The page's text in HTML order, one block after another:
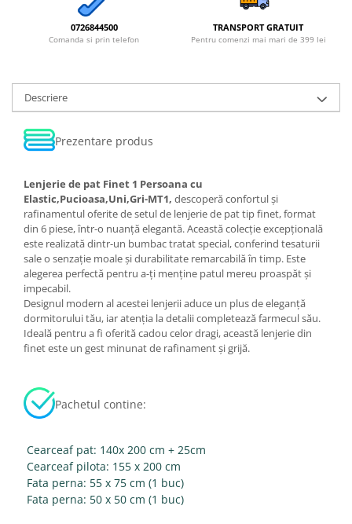
0726844500
Comanda si prin telefon
TRANSPORT GRATUIT
Pentru comenzi mai mari de 399 lei
Descriere
Prezentare produs
Lenjerie de pat Finet 1 Persoana cu
Elastic,Pucioasa,Uni,Gri-MT1, descoperă confortul și
rafinamentul oferite de setul de lenjerie de pat tip finet, format
din 6 piese, într-o nuanță elegantă. Această colecție excepțională
este realizată dintr-un bumbac tratat special, conferind tesaturii
sale o senzație moale și durabilitate remarcabilă în timp. Este
alegerea perfectă pentru a-ți menține patul mereu proaspăt și
impecabil.
Designul modern al acestei lenjerii aduce un plus de eleganță
dormitorului tău, iar atenția la detalii completează farmecul său.
Ideală pentru a fi oferită cadou celor dragi, această lenjerie din
finet este un gest minunat de rafinament și grijă.
Pachetul contine:
Cearceaf pat: 140x 200 cm + 25cm
Cearceaf pilota: 155 x 200 cm
Fata perna: 55 x 75 cm (1 buc)
Fata perna: 50 x 50 cm (1 buc)